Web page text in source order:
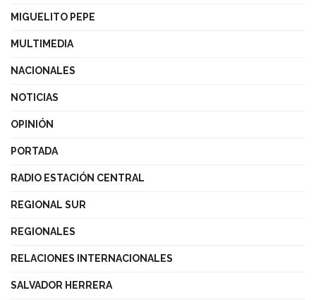
MIGUELITO PEPE
MULTIMEDIA
NACIONALES
NOTICIAS
OPINIÓN
PORTADA
RADIO ESTACIÓN CENTRAL
REGIONAL SUR
REGIONALES
RELACIONES INTERNACIONALES
SALVADOR HERRERA